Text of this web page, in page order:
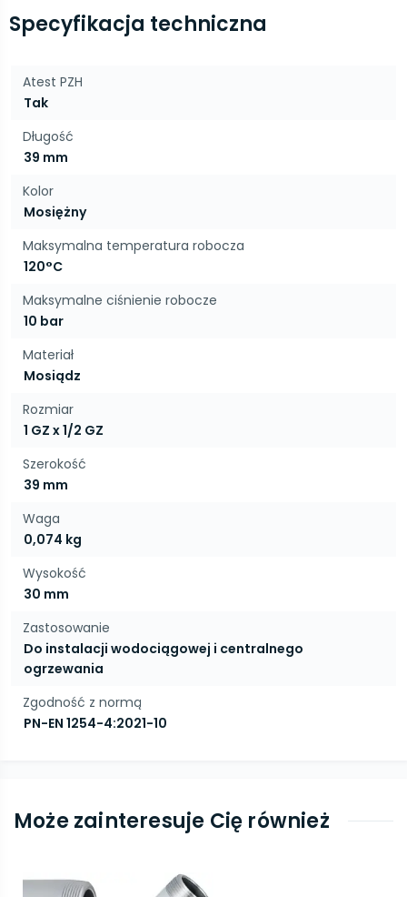
Specyfikacja techniczna
Atest PZH
Tak
Długość
39 mm
Kolor
Mosiężny
Maksymalna temperatura robocza
120°C
Maksymalne ciśnienie robocze
10 bar
Materiał
Mosiądz
Rozmiar
1 GZ x 1/2 GZ
Szerokość
39 mm
Waga
0,074 kg
Wysokość
30 mm
Zastosowanie
Do instalacji wodociągowej i centralnego
ogrzewania
Zgodność z normą
PN-EN 1254-4:2021-10
Może zainteresuje Cię również